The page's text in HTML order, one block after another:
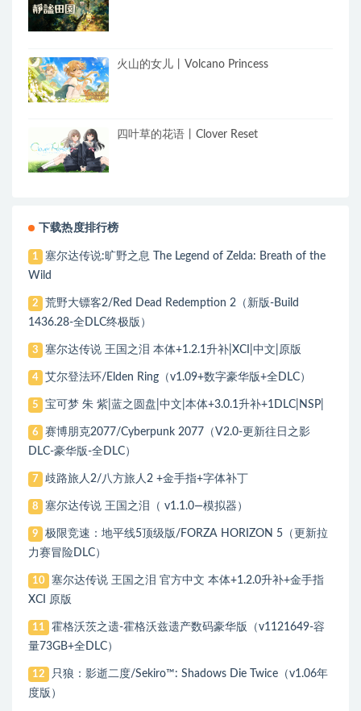
火山的女儿丨Volcano Princess
四叶草的花语丨Clover Reset
下载热度排行榜
1
塞尔达传说:旷野之息 The Legend of Zelda: Breath of the
Wild
2
荒野大镖客2/Red Dead Redemption 2（新版-Build
1436.28-全DLC终极版）
3 塞尔达传说 王国之泪 本体+1.2.1升补|XCI|中文|原版
4 艾尔登法环/Elden Ring（v1.09+数字豪华版+全DLC）
5 宝可梦 朱 紫|蓝之圆盘|中文|本体+3.0.1升补+1DLC|NSP|
6
赛博朋克2077/Cyberpunk 2077（V2.0-更新往日之影
DLC-豪华版-全DLC）
7 歧路旅人2/八方旅人2 +金手指+字体补丁
8 塞尔达传说 王国之泪（ v1.1.0—模拟器）
9
极限竞速：地平线5顶级版/FORZA HORIZON 5（更新拉
力赛冒险DLC）
10
塞尔达传说 王国之泪 官方中文 本体+1.2.0升补+金手指
XCI 原版
11
霍格沃茨之遗-霍格沃兹遗产数码豪华版（v1121649-容
量73GB+全DLC）
12
只狼：影逝二度/Sekiro™: Shadows Die Twice（v1.06年
度版）